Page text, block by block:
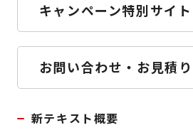
キャンペーン特別サイト
お問い合わせ・お見積り
新テキスト概要